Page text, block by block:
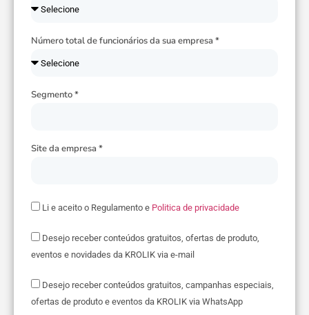
Número total de funcionários da sua empresa *
Segmento *
Site da empresa *
Li e aceito o Regulamento e Politica de privacidade
Desejo receber conteúdos gratuitos, ofertas de produto,
eventos e novidades da KROLIK via e-mail
Desejo receber conteúdos gratuitos, campanhas especiais,
ofertas de produto e eventos da KROLIK via WhatsApp